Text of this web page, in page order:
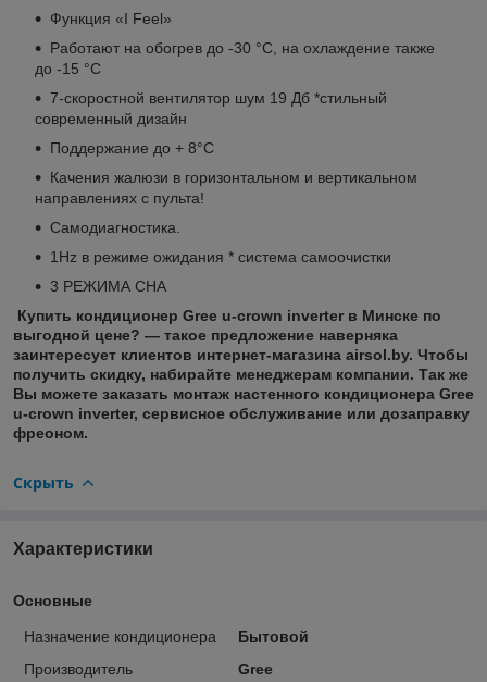
Функция «I Feel»
Работают на обогрев до -30 °С, на охлаждение также
до -15 °С
7-скоростной вентилятор шум 19 Дб *стильный
современный дизайн
Поддержание до + 8°С
Качения жалюзи в горизонтальном и вертикальном
направлениях с пульта!
Самодиагностика.
1Hz в режиме ожидания * система самоочистки
3 РЕЖИМА СНА
Купить кондиционер Gree u-crown inverter в Минске по
выгодной цене? — такое предложение наверняка
заинтересует клиентов интернет-магазина airsol.by. Чтобы
получить скидку, набирайте менеджерам компании. Так же
Вы можете заказать монтаж настенного кондиционера Gree
u-crown inverter, сервисное обслуживание или дозаправку
фреоном.
Скрыть
Характеристики
Основные
Назначение кондиционера
Бытовой
Производитель
Gree